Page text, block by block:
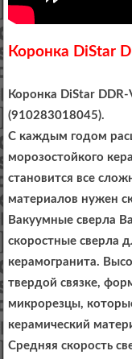
Коронка DiStar
Коронка DiStar
(910283018045).
С каждым годом
морозостойкого
становится все
материалов нужен
Вакуумные сверла
скоростные сверла
керамогранита.
твердой связке,
микрорезцы,
керамический
Средняя скорость